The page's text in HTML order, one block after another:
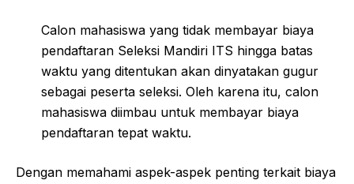
Calon mahasiswa yang tidak membayar biaya
pendaftaran Seleksi Mandiri ITS hingga batas
waktu yang ditentukan akan dinyatakan gugur
sebagai peserta seleksi. Oleh karena itu, calon
mahasiswa diimbau untuk membayar biaya
pendaftaran tepat waktu.
Dengan memahami aspek-aspek penting terkait biaya